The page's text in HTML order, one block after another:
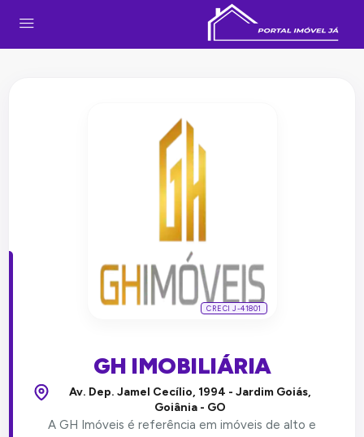
CRECI J-41801
GH IMOBILIÁRIA
Av. Dep. Jamel Cecílio, 1994 - Jardim Goiás,
Goiânia - GO
A GH Imóveis é referência em imóveis de alto e